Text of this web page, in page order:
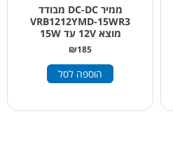
ממיר DC-DC מבודד
VRB1212YMD-15WR3
מוצא 12V עד 15W
₪185
הוספה לסל